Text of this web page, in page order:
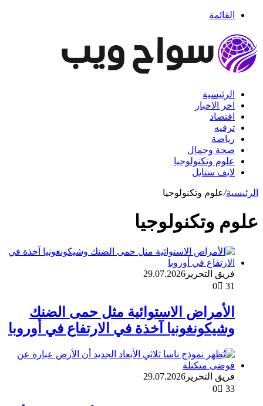
القائمة
الرئيسية
اخر الاخبار
اقتصاد
ترفيه
رياضة
صحة وجمال
علوم وتكنولوجيا
لايف ستايل
الرئيسية/علوم وتكنولوجيا
علوم وتكنولوجيا
فريق التحرير 29.07.2026
0
31
الأمراض الاستوائية مثل حمى الضنك
وشيكونغونيا آخذة في الارتفاع في أوروبا
فريق التحرير 29.07.2026
0
33